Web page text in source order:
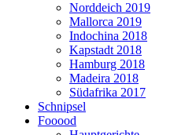
Norddeich 2019
Mallorca 2019
Indochina 2018
Kapstadt 2018
Hamburg 2018
Madeira 2018
Südafrika 2017
Schnipsel
Fooood